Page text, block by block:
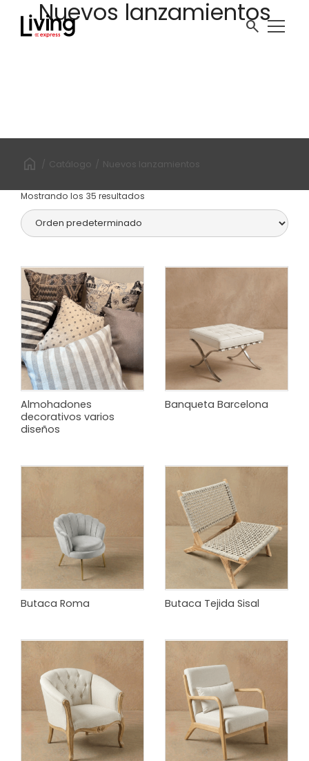
contenido
search
Nuevos lanzamientos
/ Catálogo / Nuevos lanzamientos
Mostrando los 35 resultados
Almohadones
decorativos varios
diseños
Banqueta Barcelona
Butaca Roma Butaca Tejida Sisal